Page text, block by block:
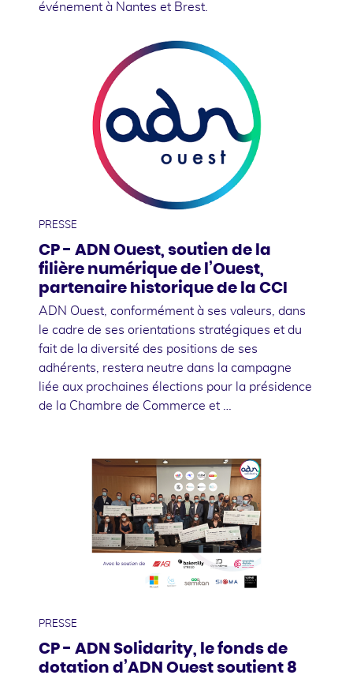
événement à Nantes et Brest.
PRESSE
CP - ADN Ouest, soutien de la
filière numérique de l’Ouest,
partenaire historique de la CCI
ADN Ouest, conformément à ses valeurs, dans
le cadre de ses orientations stratégiques et du
fait de la diversité des positions de ses
adhérents, restera neutre dans la campagne
liée aux prochaines élections pour la présidence
de la Chambre de Commerce et …
PRESSE
CP - ADN Solidarity, le fonds de
dotation d’ADN Ouest soutient 8